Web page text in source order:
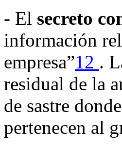
- El secreto
información
empresa”12 .
residual de la
de sastre
pertenecen al